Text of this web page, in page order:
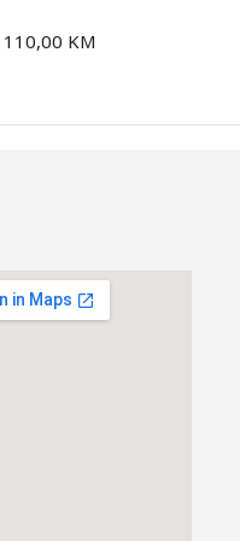
110,00 KM